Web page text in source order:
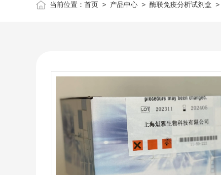
当前位置： 首页> 产品中心> 酶联免疫分析试剂盒